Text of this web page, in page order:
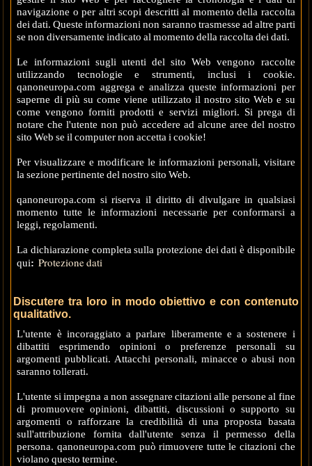
navigazione o per altri scopi descritti al momento della raccolta
dei dati. Queste informazioni non saranno trasmesse ad altre parti
se non diversamente indicato al momento della raccolta dei dati.
Le informazioni sugli utenti del sito Web vengono raccolte
utilizzando tecnologie e strumenti, inclusi i cookie.
qanoneuropa.com aggrega e analizza queste informazioni per
saperne di più su come viene utilizzato il nostro sito Web e su
come vengono forniti prodotti e servizi migliori. Si prega di
notare che l'utente non può accedere ad alcune aree del nostro
sito Web se il computer non accetta i cookie!
Per visualizzare e modificare le informazioni personali, visitare
la sezione pertinente del nostro sito Web.
qanoneuropa.com si riserva il diritto di divulgare in qualsiasi
momento tutte le informazioni necessarie per conformarsi a
leggi, regolamenti.
La dichiarazione completa sulla protezione dei dati è disponibile
qui:Protezione dati
Discutere tra loro in modo obiettivo e con contenuto
qualitativo.
L'utente è incoraggiato a parlare liberamente e a sostenere i
dibattiti esprimendo opinioni o preferenze personali su
argomenti pubblicati. Attacchi personali, minacce o abusi non
saranno tollerati.
L'utente si impegna a non assegnare citazioni alle persone al fine
di promuovere opinioni, dibattiti, discussioni o supporto su
argomenti o rafforzare la credibilità di una proposta basata
sull'attribuzione fornita dall'utente senza il permesso della
persona. qanoneuropa.com può rimuovere tutte le citazioni che
violano questo termine.